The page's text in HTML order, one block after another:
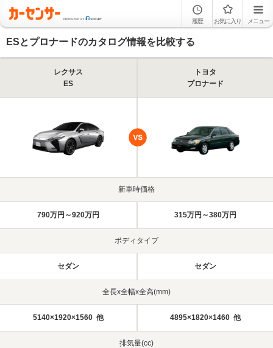
履歴 お気に入り メニュー
ESとプロナードのカタログ情報を比較する
レクサス
ES
トヨタ
プロナード
新車時価格
790万円～920万円 315万円～380万円
ボディタイプ
セダン セダン
全長x全幅x全高(mm)
5140×1920×1560 他 4895×1820×1460 他
排気量(cc)